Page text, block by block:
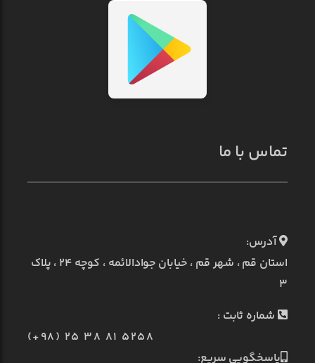
تماس با ما
آدرس:
استان قم ، شهر قم ، خیابان جوادالائمه ، کوچه ۲۴ ، پلاک
۳
شماره ثابت :
(+98) 25 38 81 5258
پاسخگویی سریع: